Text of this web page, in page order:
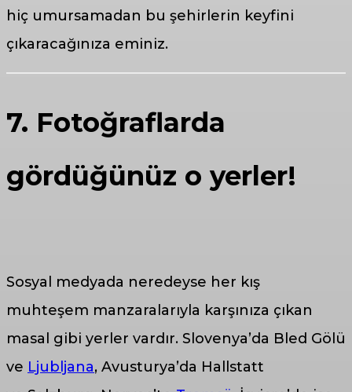
hiç umursamadan bu şehirlerin keyfini
çıkaracağınıza eminiz.
7. Fotoğraflarda
gördüğünüz o yerler!
Sosyal medyada neredeyse her kış
muhteşem manzaralarıyla karşınıza çıkan
masal gibi yerler vardır. Slovenya’da Bled Gölü
ve Ljubljana, Avusturya’da Hallstatt